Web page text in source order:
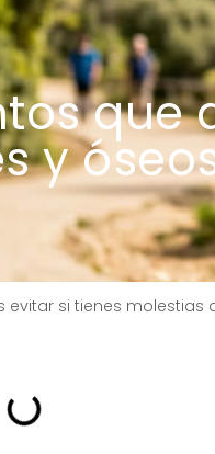
que
y
si tienes molestias